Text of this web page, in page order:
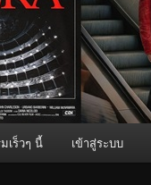
เร็วๆ นี้ เข้าสู่ระบบ